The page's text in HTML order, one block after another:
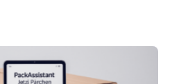
so sehr vereinfacht,
lässt sich auf alle
Eine Falzmaschine